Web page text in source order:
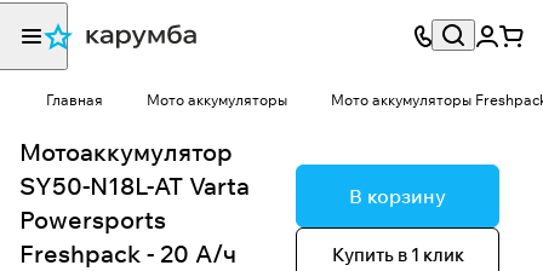
Главная Мото аккумуляторы Мото аккумуляторы
Мотоаккумулятор
SY50-N18L-AT Varta
Powersports
Freshpack - 20 А/ч
В корзину
Купить в 1 клик